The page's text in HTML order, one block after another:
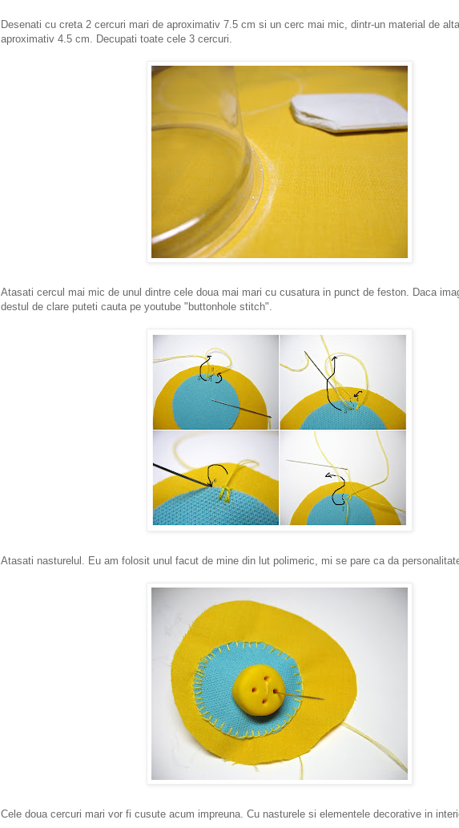
Desenati cu creta 2 cercuri mari de aproximativ 7.5 cm si un cerc mai mic, dintr-un material de
aproximativ 4.5 cm. Decupati toate cele 3 cercuri.
Atasati cercul mai mic de unul dintre cele doua mai mari cu cusatura in punct de feston. Daca
destul de clare puteti cauta pe youtube "buttonhole stitch".
Atasati nasturelul. Eu am folosit unul facut de mine din lut polimeric, mi se pare ca da
Cele doua cercuri mari vor fi cusute acum impreuna. Cu nasturele si elementele decorative in